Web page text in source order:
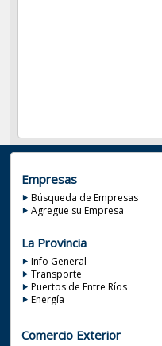
Empresas
Búsqueda de Empresas
Agregue su Empresa
La Provincia
Info General
Transporte
Puertos de Entre Ríos
Energía
Comercio Exterior